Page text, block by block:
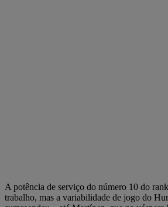
A potência de serviço do número 10 do
trabalho, mas a variabilidade de jogo do